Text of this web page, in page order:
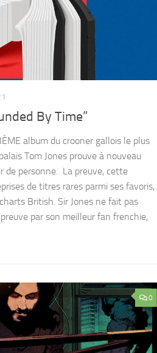
By Time”
album du crooner gallois le plus
Tom Jones prouve à nouveau
de personne. La preuve, cette
de titres rares parmi ses favoris,
British. Sir Jones ne fait pas
par son meilleur fan frenchie,
0